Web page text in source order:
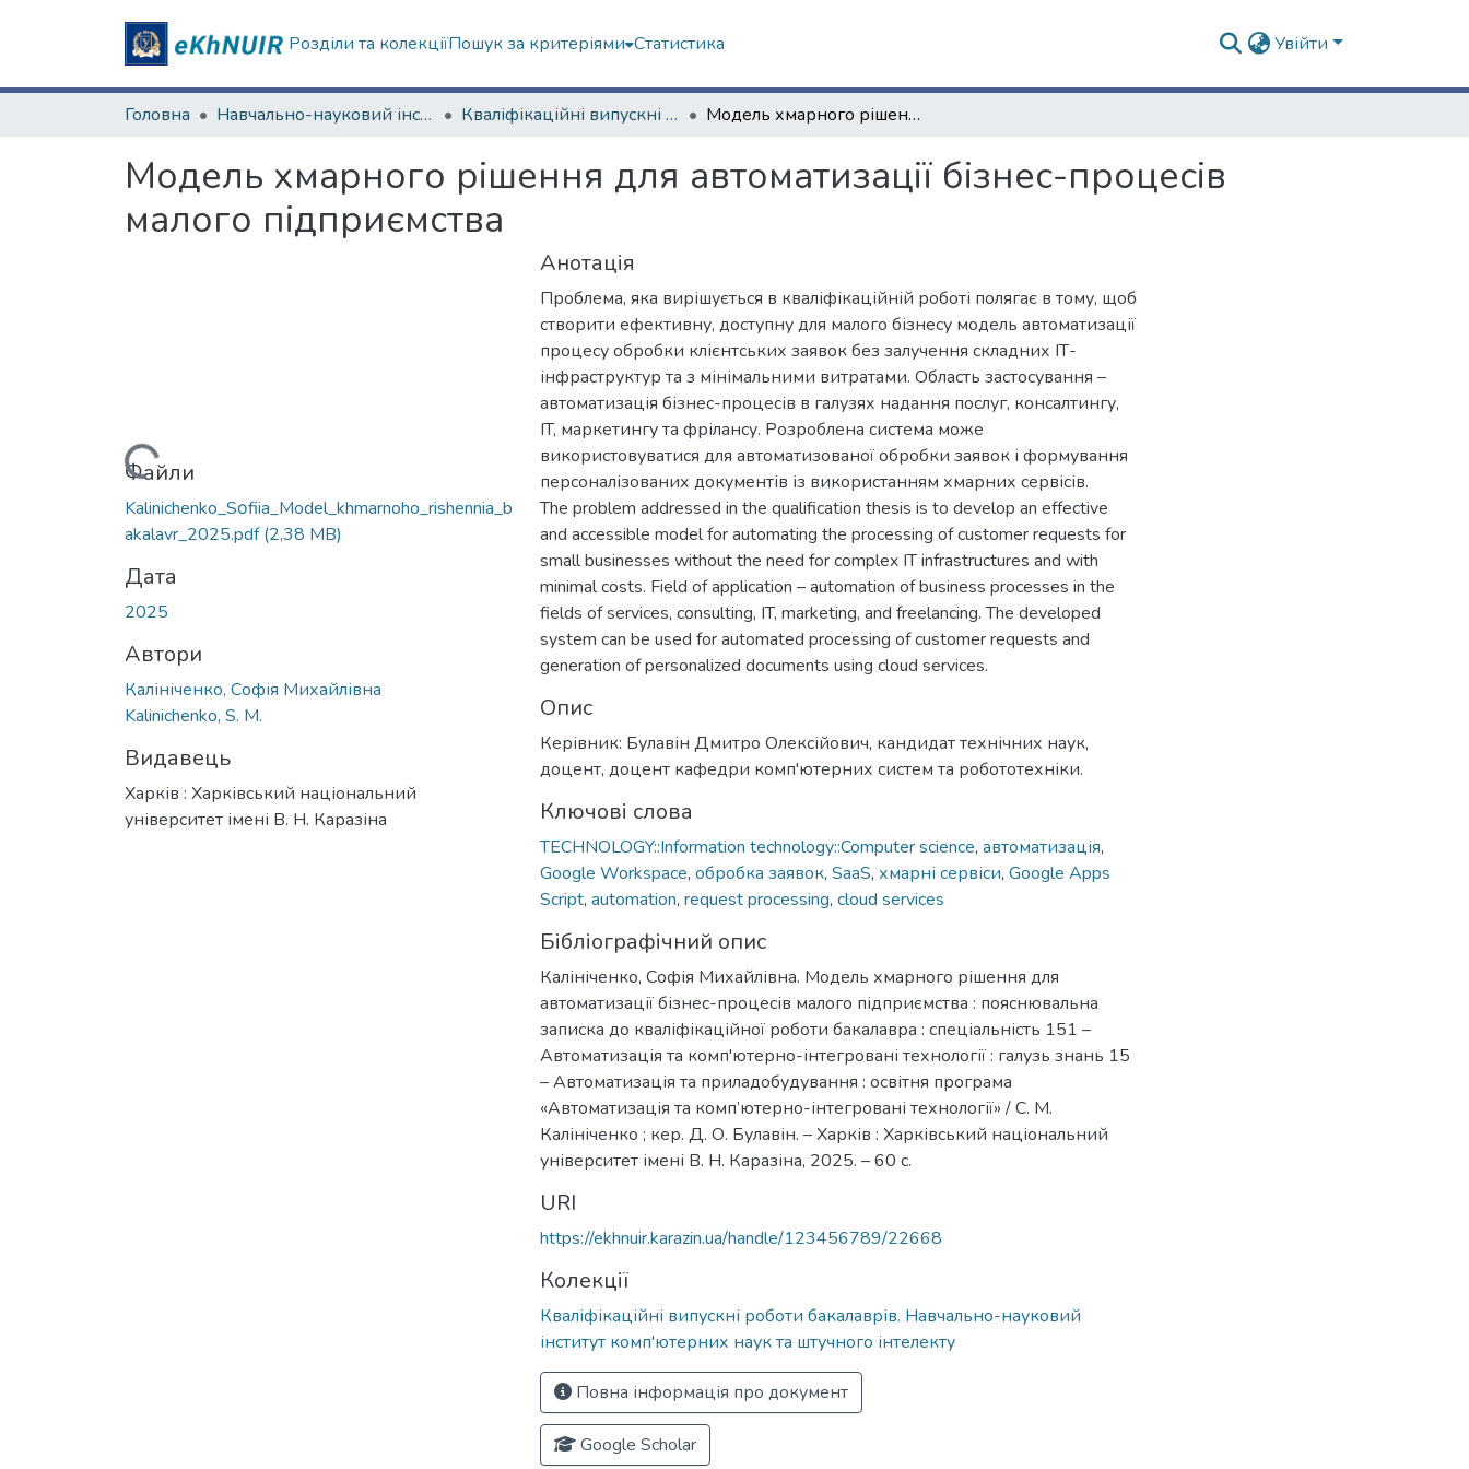
Розділи та колекціїПошук за критеріями Статистика Увійти
Головна Навчально-науковий інститут комп'ютерних наук та штучного інтелекту Кваліфікаційні випускні роботи бакалаврів. Навчально-науковий інститут комп'ютерних наук та штучного інтелекту Модель хмарного рішення для автоматизації бізнес-процесів малого підприємства
Модель хмарного рішення для автоматизації бізнес-процесів
малого підприємства
Вантажиться...Файли
Kalinichenko_Sοfiia_Model_khmarnoho_rishennia_b
akalavr_2025.pdf(2,38 MB)
Дата
2025
Автори
Калініченко, Софія Михайлівна
Kalinichenko, S. M.
Видавець
Харків : Харківський національний
університет імені В. Н. Каразіна
Анотація
Проблема, яка вирішується в кваліфікаційній роботі полягає в тому, щоб
створити ефективну, доступну для малого бізнесу модель автоматизації
процесу обробки клієнтських заявок без залучення складних ІТ-
інфраструктур та з мінімальними витратами. Область застосування –
автоматизація бізнес-процесів в галузях надання послуг, консалтингу,
IT, маркетингу та фрілансу. Розроблена система може
використовуватися для автоматизованої обробки заявок і формування
персоналізованих документів із використанням хмарних сервісів.
The problem addressed in the qualification thesis is to develop an effective
and accessible model for automating the processing of customer requests for
small businesses without the need for complex IT infrastructures and with
minimal costs. Field of application – automation of business processes in the
fields of services, consulting, IT, marketing, and freelancing. The developed
system can be used for automated processing of customer requests and
generation of personalized documents using cloud services.
Опис
Керівник: Булавін Дмитро Олексійович, кандидат технічних наук,
доцент, доцент кафедри комп'ютерних систем та робототехніки.
Ключові слова
TECHNOLOGY::Information technology::Computer science, автоматизація,
Google Workspace, обробка заявок, SaaS, хмарні сервіси, Google Apps
Script, automation, request processing, cloud services
Бібліографічний опис
Калініченко, Софія Михайлівна. Модель хмарного рішення для
автоматизації бізнес-процесів малого підприємства : пояснювальна
записка до кваліфікаційної роботи бакалавра : спеціальність 151 –
Автоматизація та комп'ютерно-інтегровані технології : галузь знань 15
– Автоматизація та приладобудування : освітня програма
«Автоматизація та комп’ютерно-інтегровані технології» / С. М.
Калініченко ; кер. Д. О. Булавін. – Харків : Харківський національний
університет імені В. Н. Каразіна, 2025. – 60 с.
URI
https://ekhnuir.karazin.ua/handle/123456789/22668
Колекції
Кваліфікаційні випускні роботи бакалаврів. Навчально-науковий
інститут комп'ютерних наук та штучного інтелекту
Повна інформація про документ
Google Scholar